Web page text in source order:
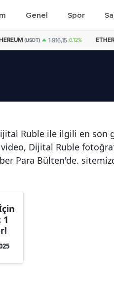
Genel Spor
(USDT) 1.916,15 0.12%
Ruble ile ilgili en son
Dijital Ruble
Para Bülten'de.
1